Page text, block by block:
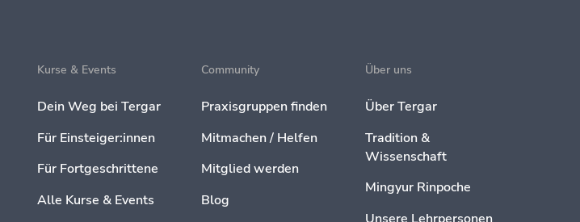
Kurse & Events
Dein Weg bei Tergar
Für Einsteiger:innen
Für Fortgeschrittene
Alle Kurse & Events
Community
Praxisgruppen finden
Mitmachen / Helfen
Mitglied werden
Blog
Über uns
Über Tergar
Tradition &
Wissenschaft
Mingyur Rinpoche